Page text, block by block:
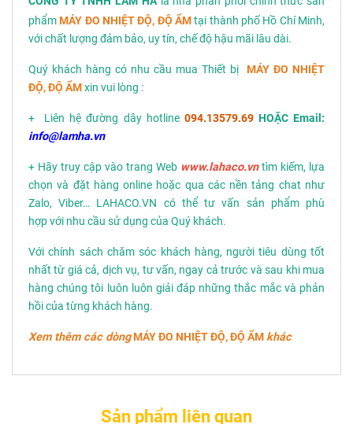
phẩmMÁY ĐO NHIỆT ĐỘ, ĐỘ ẨMtại thành phố Hồ Chí Minh,
với chất lượng đảm bảo, uy tín, chế độ hậu mãi lâu dài.
Quý khách hàng có nhu cầu mua Thiết bị MÁY ĐO NHIỆT
ĐỘ, ĐỘ ẨMxin vui lòng :
+ Liên hệ đường dây hotline 094.13579.69HOẶC Email:
info@lamha.vn
+ Hãy truy cập vào trang Web www.lahaco.vntìm kiếm, lựa
chọn và đặt hàng online hoặc qua các nền tảng chat như
Zalo, Viber… LAHACO.VN có thể tư vấn sản phẩm phù
hợp với nhu cầu sử dụng của Quý khách.
Với chính sách chăm sóc khách hàng, người tiêu dùng tốt
nhất từ giá cả, dịch vụ, tư vấn, ngay cả trước và sau khi mua
hàng chúng tôi luôn luôn giải đáp những thắc mắc và phản
hồi của từng khách hàng.
Xem thêm các dòngMÁY ĐO NHIỆT ĐỘ, ĐỘ ẨM khác
Sản phẩm liên quan